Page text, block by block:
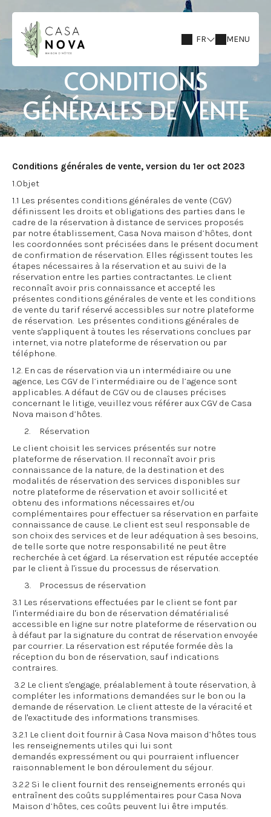
FR MENU
CONDITIONS
GÉNÉRALES DE VENTE
Conditions générales de vente, version du 1er oct 2023
1.Objet
1.1 Les présentes conditions générales de vente (CGV)
définissent les droits et obligations des parties dans le
cadre de la réservation à distance de services proposés
par notre établissement, Casa Nova maison d’hôtes, dont
les coordonnées sont précisées dans le présent document
de confirmation de réservation. Elles régissent toutes les
étapes nécessaires à la réservation et au suivi de la
réservation entre les parties contractantes. Le client
reconnaît avoir pris connaissance et accepté les
présentes conditions générales de vente et les conditions
de vente du tarif réservé accessibles sur notre plateforme
de réservation. Les présentes conditions générales de
vente s'appliquent à toutes les réservations conclues par
internet, via notre plateforme de réservation ou par
téléphone.
1.2. En cas de réservation via un intermédiaire ou une
agence, Les CGV de l’intermédiaire ou de l’agence sont
applicables. A défaut de CGV ou de clauses précises
concernant le litige, veuillez vous référer aux CGV de Casa
Nova maison d’hôtes.
2. Réservation
Le client choisit les services présentés sur notre
plateforme de réservation. Il reconnaît avoir pris
connaissance de la nature, de la destination et des
modalités de réservation des services disponibles sur
notre plateforme de réservation et avoir sollicité et
obtenu des informations nécessaires et/ou
complémentaires pour effectuer sa réservation en parfaite
connaissance de cause. Le client est seul responsable de
son choix des services et de leur adéquation à ses besoins,
de telle sorte que notre responsabilité ne peut être
recherchée à cet égard. La réservation est réputée acceptée
par le client à l'issue du processus de réservation.
3. Processus de réservation
3.1 Les réservations effectuées par le client se font par
l'intermédiaire du bon de réservation dématérialisé
accessible en ligne sur notre plateforme de réservation ou
à défaut par la signature du contrat de réservation envoyée
par courrier. La réservation est réputée formée dès la
réception du bon de réservation, sauf indications
contraires.
3.2 Le client s'engage, préalablement à toute réservation, à
compléter les informations demandées sur le bon ou la
demande de réservation. Le client atteste de la véracité et
de l'exactitude des informations transmises.
3.2.1 Le client doit fournir à Casa Nova maison d’hôtes tous
les renseignements utiles qui lui sont
demandés expressément ou qui pourraient influencer
raisonnablement le bon déroulement du séjour.
3.2.2 Si le client fournit des renseignements erronés qui
entraînent des coûts supplémentaires pour Casa Nova
Maison d’hôtes, ces coûts peuvent lui être imputés.